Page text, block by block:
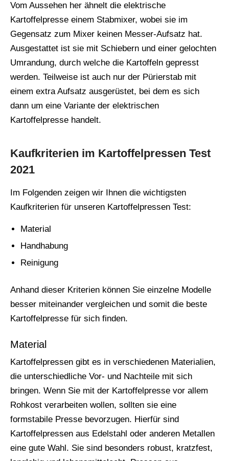
Vom Aussehen her ähnelt die elektrische
Kartoffelpresse einem Stabmixer, wobei sie im
Gegensatz zum Mixer keinen Messer-Aufsatz hat.
Ausgestattet ist sie mit Schiebern und einer gelochten
Umrandung, durch welche die Kartoffeln gepresst
werden. Teilweise ist auch nur der Pürierstab mit
einem extra Aufsatz ausgerüstet, bei dem es sich
dann um eine Variante der elektrischen
Kartoffelpresse handelt.
Kaufkriterien im Kartoffelpressen Test
2021
Im Folgenden zeigen wir Ihnen die wichtigsten
Kaufkriterien für unseren Kartoffelpressen Test:
Material
Handhabung
Reinigung
Anhand dieser Kriterien können Sie einzelne Modelle
besser miteinander vergleichen und somit die beste
Kartoffelpresse für sich finden.
Material
Kartoffelpressen gibt es in verschiedenen Materialien,
die unterschiedliche Vor- und Nachteile mit sich
bringen. Wenn Sie mit der Kartoffelpresse vor allem
Rohkost verarbeiten wollen, sollten sie eine
formstabile Presse bevorzugen. Hierfür sind
Kartoffelpressen aus Edelstahl oder anderen Metallen
eine gute Wahl. Sie sind besonders robust, kratzfest,